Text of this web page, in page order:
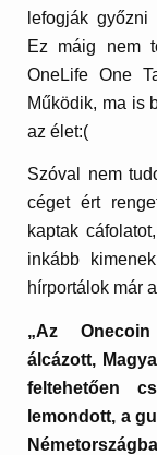
lefogják
Ez máig nem
OneLife One
Működik, ma is
az élet:(
Szóval nem
céget ért
kaptak
inkább
hírportálok már
„Az
álcázott,
feltehetően
lemondott, a